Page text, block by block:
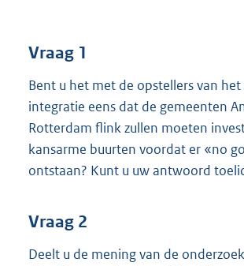
K
b
Vraag 1
Bent u het met de opstellers van
integratie eens dat de gemeenten
Rotterdam flink zullen moeten
kansarme buurten voordat er «no
ontstaan? Kunt u uw antwoord
Vraag 2
Deelt u de mening van de